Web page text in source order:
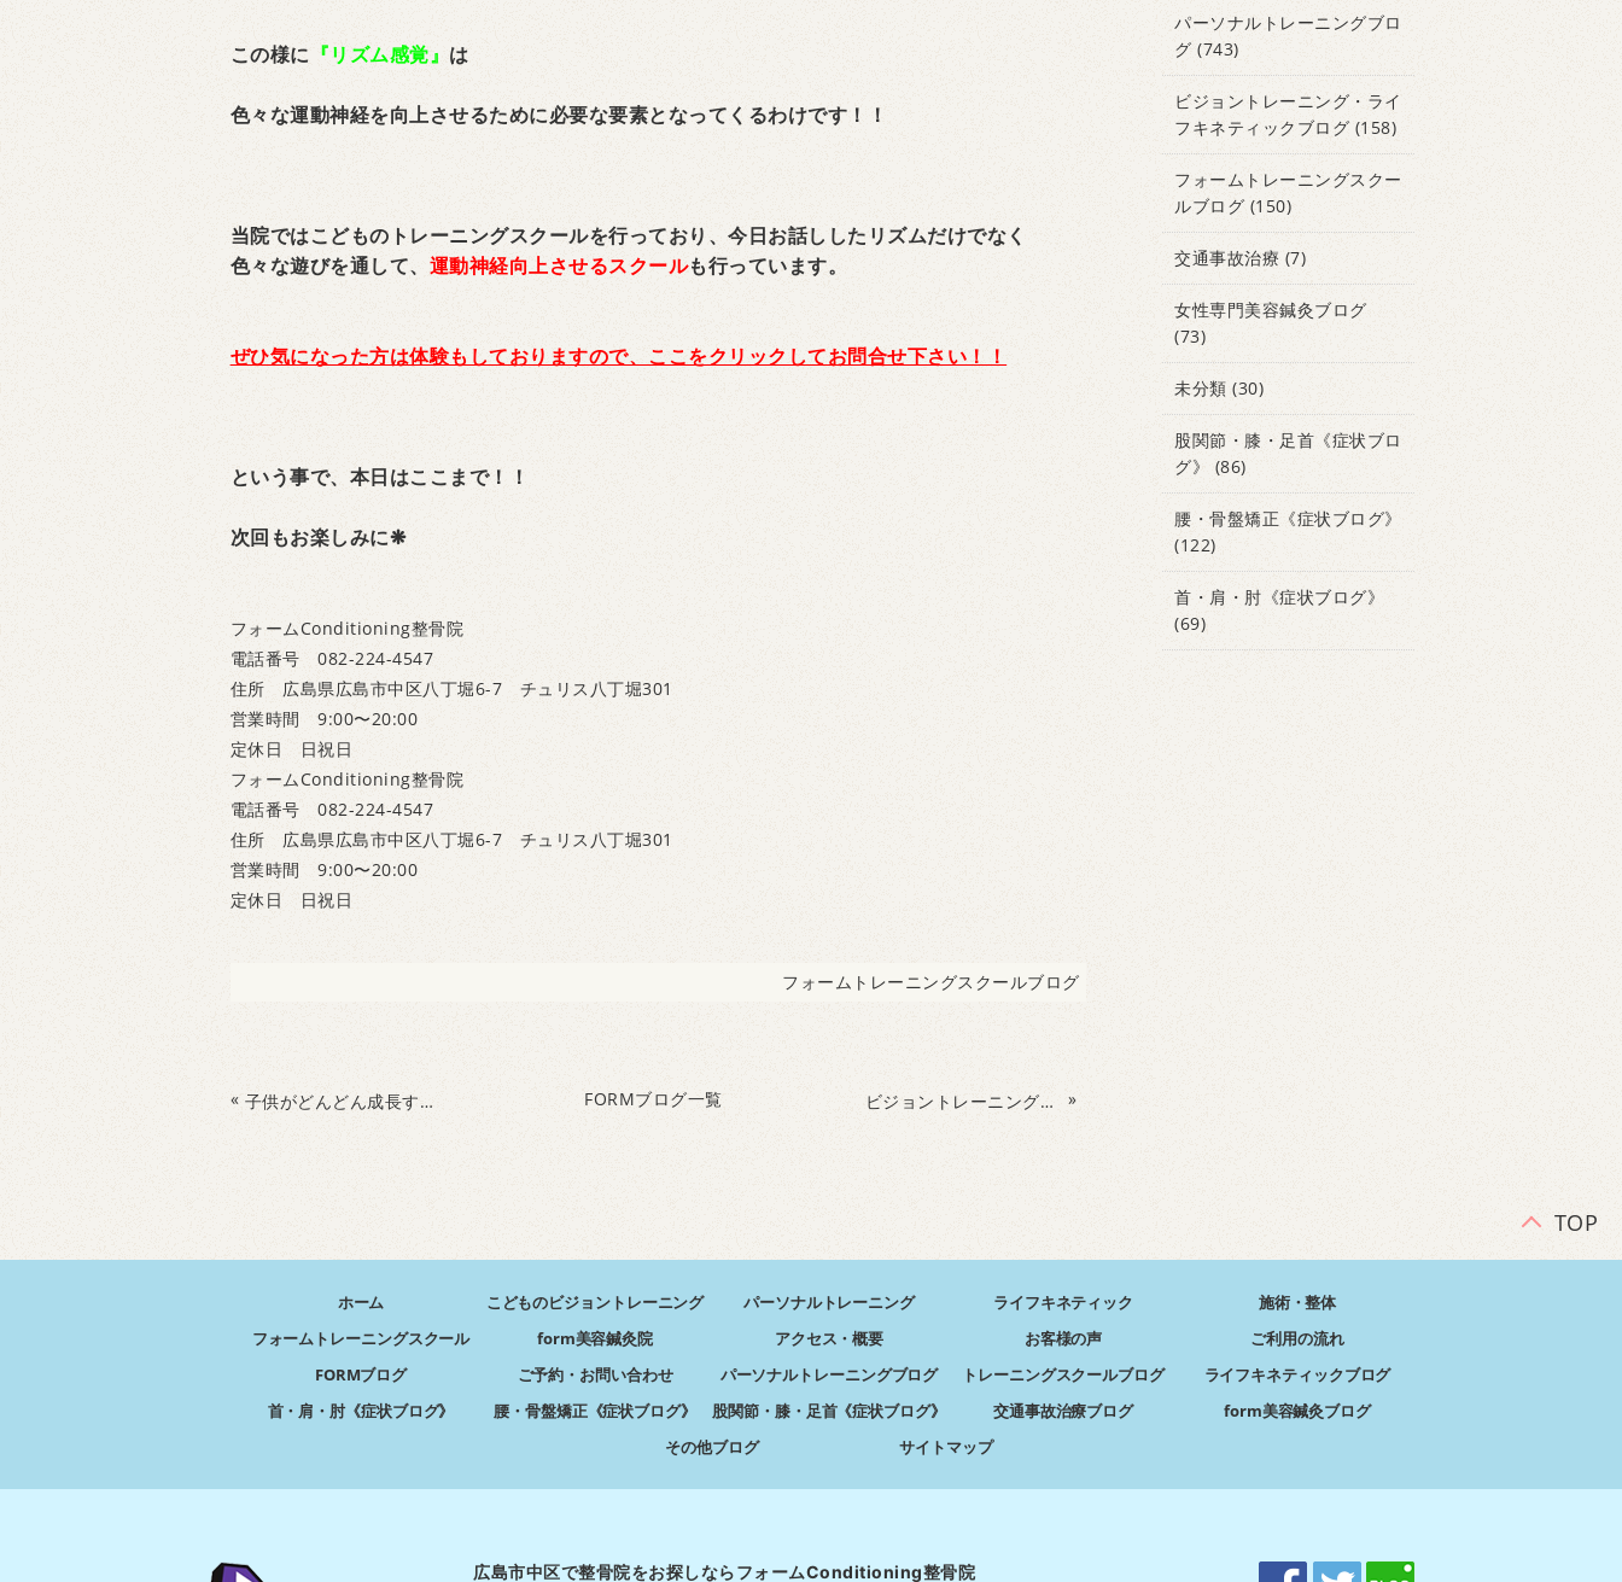
この様に 『リズム感覚』 は
色々な運動神経を向上させるために必要な要素となってくるわけです！！
当院ではこどものトレーニングスクールを行っており、今日お話ししたリズムだけでなく
色々な遊びを通して、 運動神経向上させるスクールも行っています。
ぜひ気になった方は体験もしておりますので、ここをクリックしてお問合せ下さい！！
という事で、本日はここまで！！
次回もお楽しみに❋
フォームConditioning整骨院
電話番号 082-224-4547
住所 広島県広島市中区八丁堀6-7 チュリス八丁堀301
営業時間 9:00〜20:00
定休日 日祝日
フォームConditioning整骨院
電話番号 082-224-4547
住所 広島県広島市中区八丁堀6-7 チュリス八丁堀301
営業時間 9:00〜20:00
定休日 日祝日
フォームトレーニングスクールブログ
« 子供がどんどん成長する！脳と眼と身体の運動教室！ FORMブログ一覧 ビジョントレーニング入門講座 »
パーソナルトレーニングブロ
グ (743)
ビジョントレーニング・ライ
フキネティックブログ (158)
フォームトレーニングスクー
ルブログ(150)
交通事故治療 (7)
女性専門美容鍼灸ブログ
(73)
未分類 (30)
股関節・膝・足首《症状ブロ
グ》
(86)
腰・骨盤矯正《症状ブログ》
(122)
首・肩・肘《症状ブログ》
(69)
TOP
ホーム こどものビジョントレーニング パーソナルトレーニング ライフキネティック
施術・整体
フォームトレーニングスクール
form美容鍼灸院 アクセス・概要 お客様の声
ご利用の流れ
FORMブログ
ご予約・お問い合わせ パーソナルトレーニングブログ トレーニングスクールブログ
ライフキネティックブログ
首・肩・肘《症状ブログ》
腰・骨盤矯正《症状ブログ》 股関節・膝・足首《症状ブログ》 交通事故治療ブログ
form美容鍼灸ブログ
その他ブログ
サイトマップ
広島市中区で整骨院をお探しならフォームConditioning整骨院